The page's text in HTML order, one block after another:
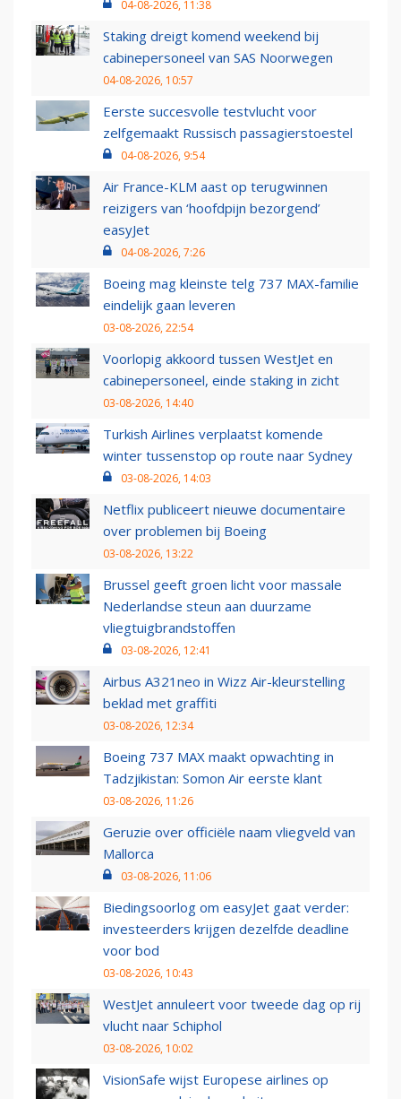
04-08-2026, 11:38
Staking dreigt komend weekend bij
cabinepersoneel van SAS Noorwegen
04-08-2026, 10:57
Eerste succesvolle testvlucht voor
zelfgemaakt Russisch passagierstoestel
04-08-2026, 9:54
Air France-KLM aast op terugwinnen
reizigers van ‘hoofdpijn bezorgend’
easyJet
04-08-2026, 7:26
Boeing mag kleinste telg 737 MAX-familie
eindelijk gaan leveren
03-08-2026, 22:54
Voorlopig akkoord tussen WestJet en
cabinepersoneel, einde staking in zicht
03-08-2026, 14:40
Turkish Airlines verplaatst komende
winter tussenstop op route naar Sydney
03-08-2026, 14:03
Netflix publiceert nieuwe documentaire
over problemen bij Boeing
03-08-2026, 13:22
Brussel geeft groen licht voor massale
Nederlandse steun aan duurzame
vliegtuigbrandstoffen
03-08-2026, 12:41
Airbus A321neo in Wizz Air-kleurstelling
beklad met graffiti
03-08-2026, 12:34
Boeing 737 MAX maakt opwachting in
Tadzjikistan: Somon Air eerste klant
03-08-2026, 11:26
Geruzie over officiële naam vliegveld van
Mallorca
03-08-2026, 11:06
Biedingsoorlog om easyJet gaat verder:
investeerders krijgen dezelfde deadline
voor bod
03-08-2026, 10:43
WestJet annuleert voor tweede dag op rij
vlucht naar Schiphol
03-08-2026, 10:02
VisionSafe wijst Europese airlines op